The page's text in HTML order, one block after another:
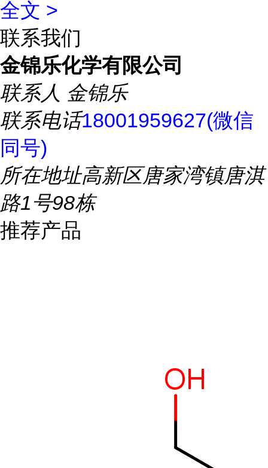
全文 >
联系我们
金锦乐化学有限公司
联系人 金锦乐
联系电话18001959627(微信
同号)
所在地址高新区唐家湾镇唐淇
路1号98栋
推荐产品